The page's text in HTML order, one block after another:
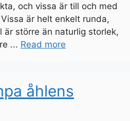
och vissa är till och med
är helt enkelt runda,
är större än naturlig storlek,
... Read more
åhlens